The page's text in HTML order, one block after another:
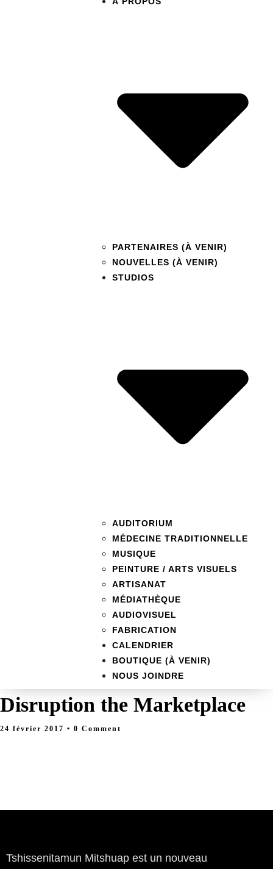
PARTENAIRES (À VENIR)
NOUVELLES (À VENIR)
STUDIOS
AUDITORIUM
MÉDECINE TRADITIONNELLE
MUSIQUE
PEINTURE / ARTS VISUELS
ARTISANAT
MÉDIATHÈQUE
AUDIOVISUEL
FABRICATION
CALENDRIER
BOUTIQUE (À VENIR)
NOUS JOINDRE
Disruption the Marketplace
24 février 2017 • 0 Comment
Tshissenitamun Mitshuap est un nouveau